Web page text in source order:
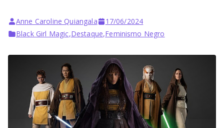
rni
Anne Caroline Quiangala
17/06/2024
Black Girl Magic,Destaque,Feminismo Negro